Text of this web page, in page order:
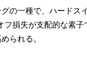
の一種で、ハードス
フ損失が支配的な素
られる。